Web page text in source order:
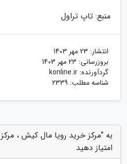
منبع: تاپ تراول
انتشار: 23 مهر 1403
بروزرسانی: 23 مهر 1403
گردآورنده: konline.ir
شناسه مطلب: 2339
به "مرکز خرید رویا مال کیش ،
امتیاز دهید